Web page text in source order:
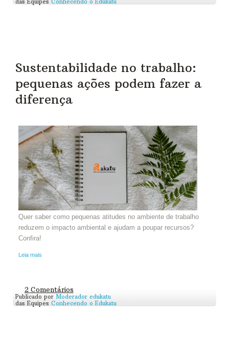
das Equipes Conhecendo o Edukatu
Sustentabilidade no trabalho:
pequenas ações podem fazer a
diferença
Quer saber como pequenas atitudes no ambiente de trabalho
reduzem o impacto ambiental e ajudam a poupar recursos?
Confira!
Leia mais
2 Comentários
Publicado por Moderador edukatu
das Equipes Conhecendo o Edukatu